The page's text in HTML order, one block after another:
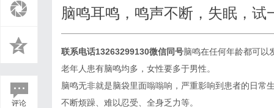
评论
脑鸣耳鸣，鸣声不断，失眠，试
联系电话13263299130微信同号脑鸣在任何年龄都可以
老年人患有脑鸣均多，女性要多于男性。
脑鸣无非就是脑袋里面嗡嗡响，严重影响到患者的日常
不断烦躁、难以忍受、全身乏力等。